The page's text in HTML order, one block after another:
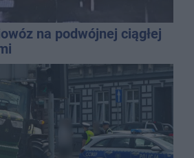
na podwójnej ciągłej